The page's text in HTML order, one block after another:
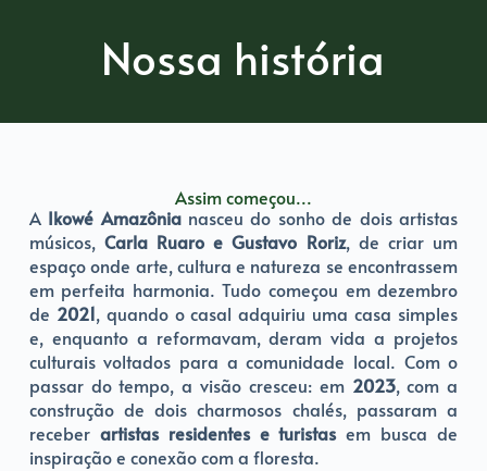
Nossa história
Assim começou...
A Ikowé Amazônianasceu do sonho de dois artistas
músicos,Carla Ruaro e Gustavo Roriz, de criar um
espaço onde arte, cultura e natureza se encontrassem
em perfeita harmonia. Tudo começou em dezembro
de 2021, quando o casal adquiriu uma casa simples
e, enquanto a reformavam, deram vida a projetos
culturais voltados para a comunidade local. Com o
passar do tempo, a visão cresceu: em 2023, com a
construção de dois charmosos chalés, passaram a
receber artistas residentes e turistasem busca de
inspiração e conexão com a floresta.